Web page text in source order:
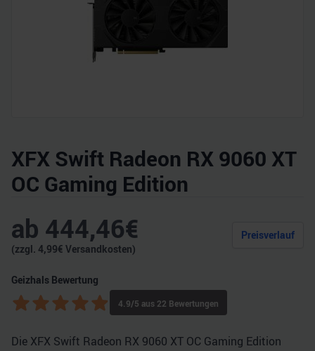
XFX Swift Radeon RX 9060 XT
OC Gaming Edition
ab 444,46€
(zzgl. 4,99€ Versandkosten)
Preisverlauf
Geizhals Bewertung
4.9/5 aus 22 Bewertungen
Die XFX Swift Radeon RX 9060 XT OC Gaming Edition